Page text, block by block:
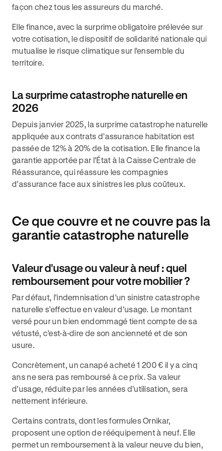
façon chez tous les assureurs du marché.
Elle finance, avec la surprime obligatoire prélevée sur
votre cotisation, le dispositif de solidarité nationale qui
mutualise le risque climatique sur l'ensemble du
territoire.
La surprime catastrophe naturelle en
2026
Depuis janvier 2025, la surprime catastrophe naturelle
appliquée aux contrats d'assurance habitation est
passée de 12% à 20% de la cotisation. Elle finance la
garantie apportée par l'État à la Caisse Centrale de
Réassurance, qui réassure les compagnies
d'assurance face aux sinistres les plus coûteux.
Ce que couvre et ne couvre pas la
garantie catastrophe naturelle
Valeur d'usage ou valeur à neuf : quel
remboursement pour votre mobilier ?
Par défaut, l'indemnisation d'un sinistre catastrophe
naturelle s'effectue en valeur d'usage. Le montant
versé pour un bien endommagé tient compte de sa
vétusté, c'est-à-dire de son ancienneté et de son
usure.
Concrètement, un canapé acheté 1 200 € il y a cinq
ans ne sera pas remboursé à ce prix. Sa valeur
d'usage, réduite par les années d'utilisation, sera
nettement inférieure.
Certains contrats, dont les formules Ornikar,
proposent une option de rééquipement à neuf. Elle
permet un remboursement à la valeur neuve du bien,